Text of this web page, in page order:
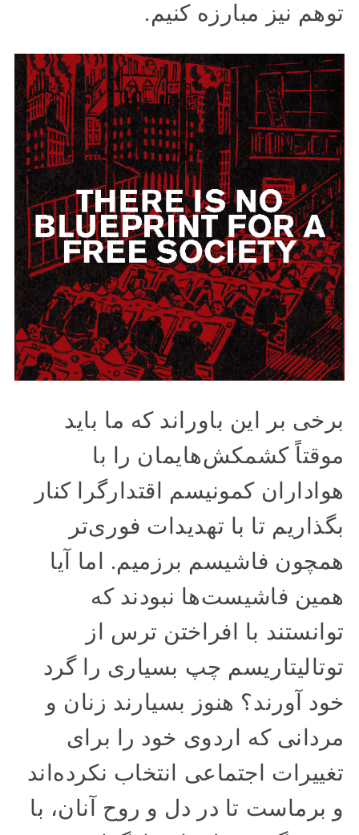
توهم نیز مبارزه کنیم.
برخی بر این باوراند که ما باید
موقتاً کشمکش‌هایمان را با
هواداران کمونیسم اقتدارگرا کنار
بگذاریم تا با تهدیدات فوری‌تر
همچون فاشیسم برزمیم. اما آیا
همین فاشیست‌ها نبودند که
توانستند با افراختن ترس از
توتالیتاریسم چپ بسیاری را گرد
خود آورند؟ هنوز بسیارند زنان و
مردانی که اردوی خود را برای
تغییرات اجتماعی انتخاب نکرده‌‌اند
و برماست تا در دل و روح آنان، با